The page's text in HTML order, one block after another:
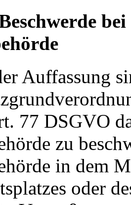
Auffassung
77 DSGVO
zu
in dem
oder